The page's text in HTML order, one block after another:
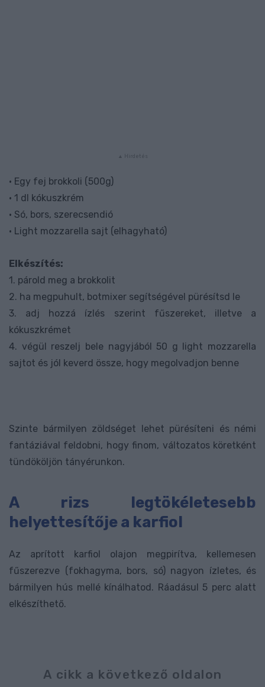
• Egy fej brokkoli (500g)
• 1 dl kókuszkrém
• Só, bors, szerecsendió
• Light mozzarella sajt (elhagyható)
Elkészítés:
1. párold meg a brokkolit
2. ha megpuhult, botmixer segítségével pürésítsd le
3. adj hozzá ízlés szerint fűszereket, illetve a
kókuszkrémet
4. végül reszelj bele nagyjából 50 g light mozzarella
sajtot és jól keverd össze, hogy megolvadjon benne
Szinte bármilyen zöldséget lehet pürésíteni és némi
fantáziával feldobni, hogy finom, változatos köretként
tündököljön tányérunkon.
A rizs legtökéletesebb
helyettesítője a karfiol
Az aprított karfiol olajon megpirítva, kellemesen
fűszerezve (fokhagyma, bors, só) nagyon ízletes, és
bármilyen hús mellé kínálhatod. Ráadásul 5 perc alatt
elkészíthető.
A cikk a következő oldalon